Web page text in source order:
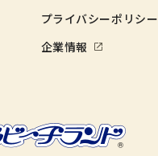
プライバシーポリシー
企業情報